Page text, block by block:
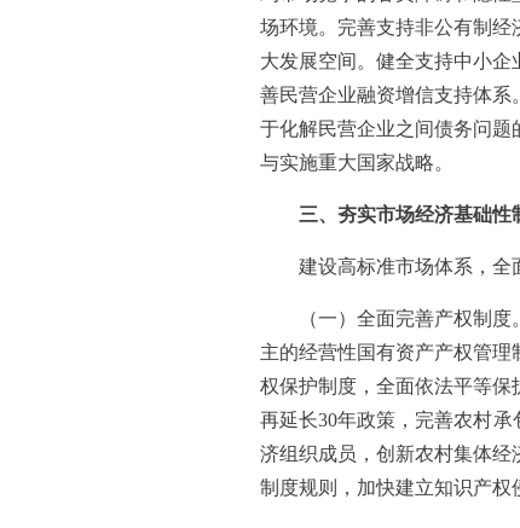
场环境。完善支持非公有制
大发展空间。健全支持中小
善民营企业融资增信支持体
于化解民营企业之间债务问
与实施重大国家战略。
三、夯实市场经济基础
建设高标准市场体系，全
（一）全面完善产权制
主的经营性国有资产产权管
权保护制度，全面依法平等
再延长30年政策，完善农村
济组织成员，创新农村集体
制度规则，加快建立知识产权